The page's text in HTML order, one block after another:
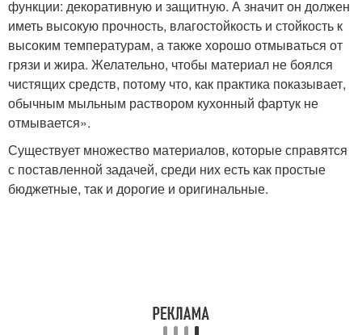
функции: декоративную и защитную. А значит он должен
иметь высокую прочность, влагостойкость и стойкость к
высоким температурам, а также хорошо отмываться от
грязи и жира. Желательно, чтобы материал не боялся
чистящих средств, потому что, как практика показывает,
обычным мыльным раствором кухонный фартук не
отмывается».
Существует множество материалов, которые справятся
с поставленной задачей, среди них есть как простые
бюджетные, так и дорогие и оригинальные.